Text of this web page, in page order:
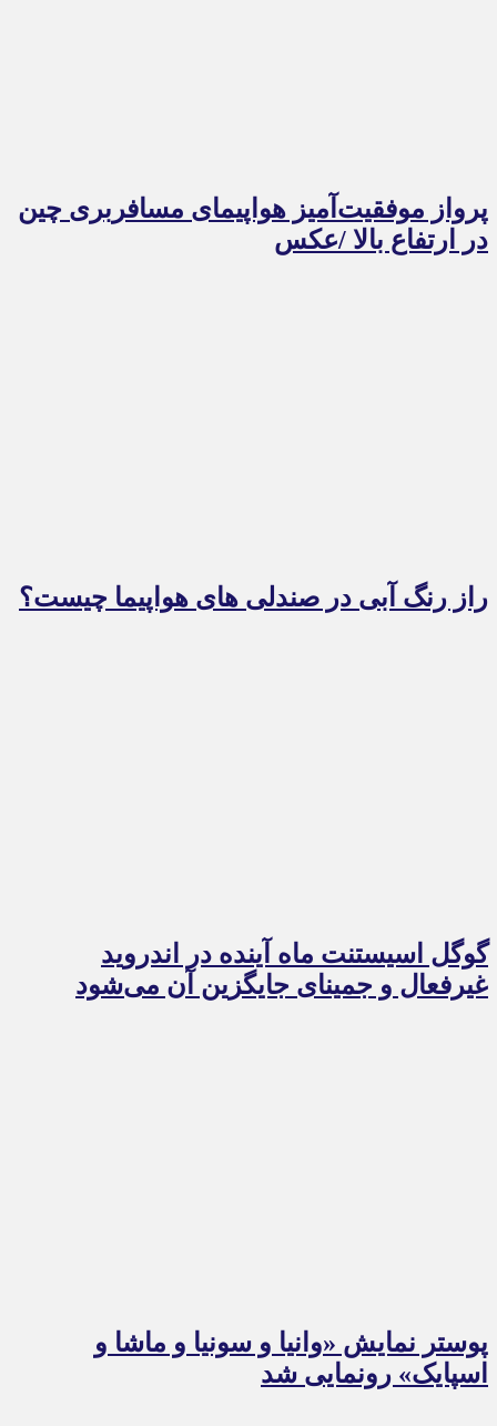
پرواز موفقیت‌آمیز هواپیمای مسافربری چین
در ارتفاع بالا /عکس
راز رنگ آبی در صندلی های هواپیما چیست؟
گوگل اسیستنت ماه آینده در اندروید
غیرفعال و جمینای جایگزین آن می‌شود
پوستر نمایش «وانیا و سونیا و ماشا و
اسپایک» رونمایی شد